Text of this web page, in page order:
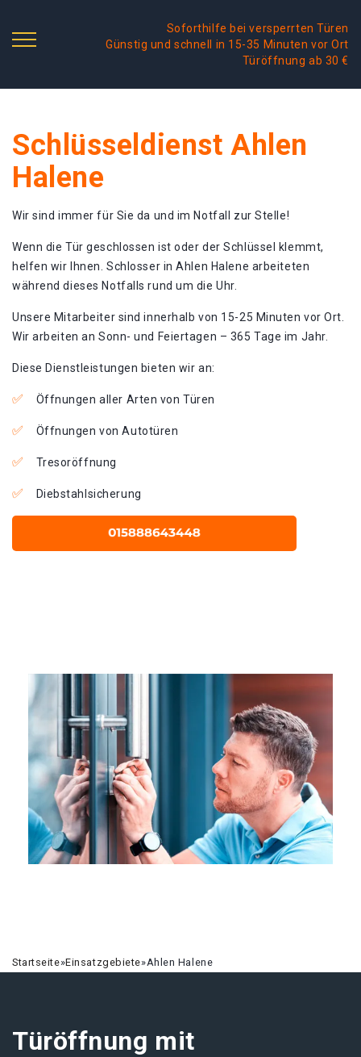
Soforthilfe bei versperrten Türen
Günstig und schnell in 15-35 Minuten vor Ort
Türöffnung ab 30 €
Schlüsseldienst Ahlen
Halene
Wir sind immer für Sie da und im Notfall zur Stelle!
Wenn die Tür geschlossen ist oder der Schlüssel klemmt,
helfen wir Ihnen. Schlosser in Ahlen Halene arbeiteten
während dieses Notfalls rund um die Uhr.
Unsere Mitarbeiter sind innerhalb von 15-25 Minuten vor Ort.
Wir arbeiten an Sonn- und Feiertagen – 365 Tage im Jahr.
Diese Dienstleistungen bieten wir an:
Öffnungen aller Arten von Türen
Öffnungen von Autotüren
Tresoröffnung
Diebstahlsicherung
Startseite»Einsatzgebiete»Ahlen Halene
Türöffnung mit